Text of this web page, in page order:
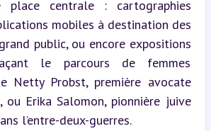
place centrale : cartographies
mobiles à destination des
public, ou encore expositions
le parcours de femmes
Netty Probst, première avocate
ou Erika Salomon, pionnière juive
l’entre-deux-guerres.